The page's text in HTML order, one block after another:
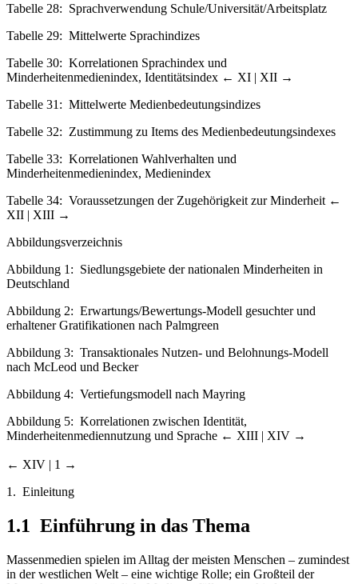
Tabelle 28: Sprachverwendung Schule/Universität/Arbeitsplatz
Tabelle 29: Mittelwerte Sprachindizes
Tabelle 30: Korrelationen Sprachindex und
Minderheitenmedienindex, Identitätsindex ← XI | XII →
Tabelle 31: Mittelwerte Medienbedeutungsindizes
Tabelle 32: Zustimmung zu Items des Medienbedeutungsindexes
Tabelle 33: Korrelationen Wahlverhalten und
Minderheitenmedienindex, Medienindex
Tabelle 34: Voraussetzungen der Zugehörigkeit zur Minderheit ←
XII | XIII →
Abbildungsverzeichnis
Abbildung 1: Siedlungsgebiete der nationalen Minderheiten in
Deutschland
Abbildung 2: Erwartungs/Bewertungs-Modell gesuchter und
erhaltener Gratifikationen nach Palmgreen
Abbildung 3: Transaktionales Nutzen- und Belohnungs-Modell
nach McLeod und Becker
Abbildung 4: Vertiefungsmodell nach Mayring
Abbildung 5: Korrelationen zwischen Identität,
Minderheitenmediennutzung und Sprache ← XIII | XIV →
← XIV | 1 →
1. Einleitung
1.1 Einführung in das Thema
Massenmedien spielen im Alltag der meisten Menschen – zumindest
in der westlichen Welt – eine wichtige Rolle; ein Großteil der